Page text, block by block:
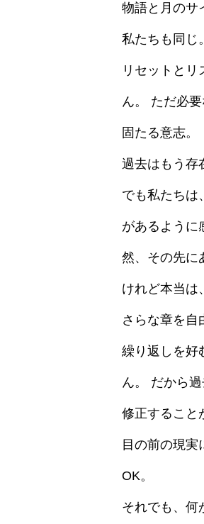
物語と月のサ
私たちも同じ
リセットと
ん。 ただ必
固たる意志。
過去はもう存
でも私たちは
があるように
然、その先に
けれど本当は
さらな章を自
繰り返しを好
ん。 だから
修正すること
目の前の現実
OK。
それでも、何